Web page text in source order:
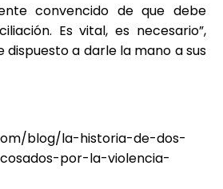
convencido de que debe
Es vital, es necesario”,
dispuesto a darle la mano a sus
blog/la-historia-de-dos-
por-la-violencia-